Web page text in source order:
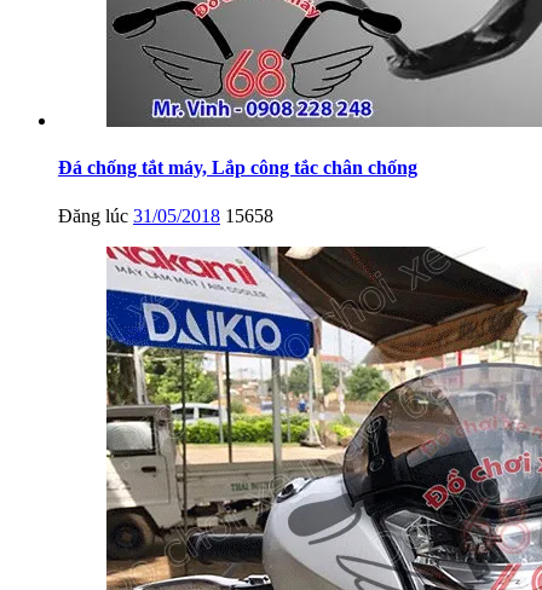
Đá chống tắt máy, Lắp công tắc chân chống
Đăng lúc 31/05/2018 15658